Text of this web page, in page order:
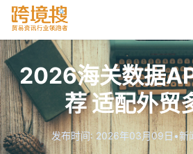
2026海关数据
荐 适配外贸
发布时间: 2026年03月09日•新